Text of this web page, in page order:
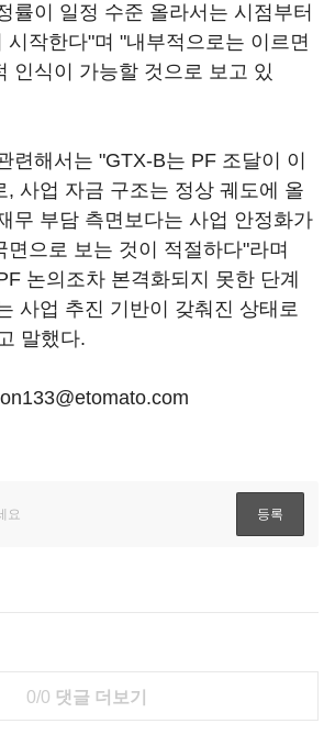
률이 일정 수준 올라서는 시점부터
시작한다"며 "내부적으로는 이르면
인식이 가능할 것으로 보고 있
련해서는 "GTX-B는 PF 조달이 이
, 사업 자금 구조는 정상 궤도에 올
무 부담 측면보다는 사업 안정화가
면으로 보는 것이 적절하다"라며
논의조차 본격화되지 못한 단계
사업 추진 기반이 갖춰진 상태로
말했다.
0/0 댓글 더보기